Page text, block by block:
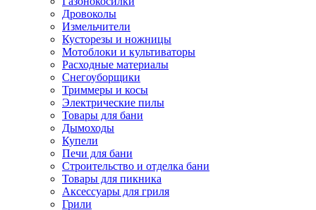
Дровоколы
Измельчители
Кусторезы и ножницы
Мотоблоки и культиваторы
Расходные материалы
Снегоуборщики
Триммеры и косы
Электрические пилы
Товары для бани
Дымоходы
Купели
Печи для бани
Строительство и отделка бани
Товары для пикника
Аксессуары для гриля
Грили